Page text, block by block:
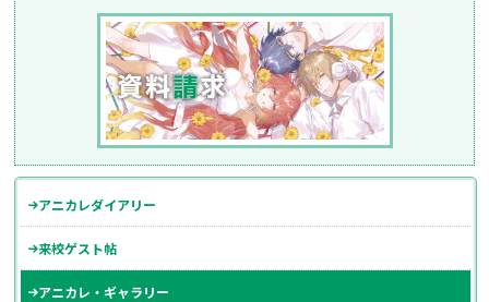
アニカレダイアリー
来校ゲスト帖
アニカレ・ギャラリー